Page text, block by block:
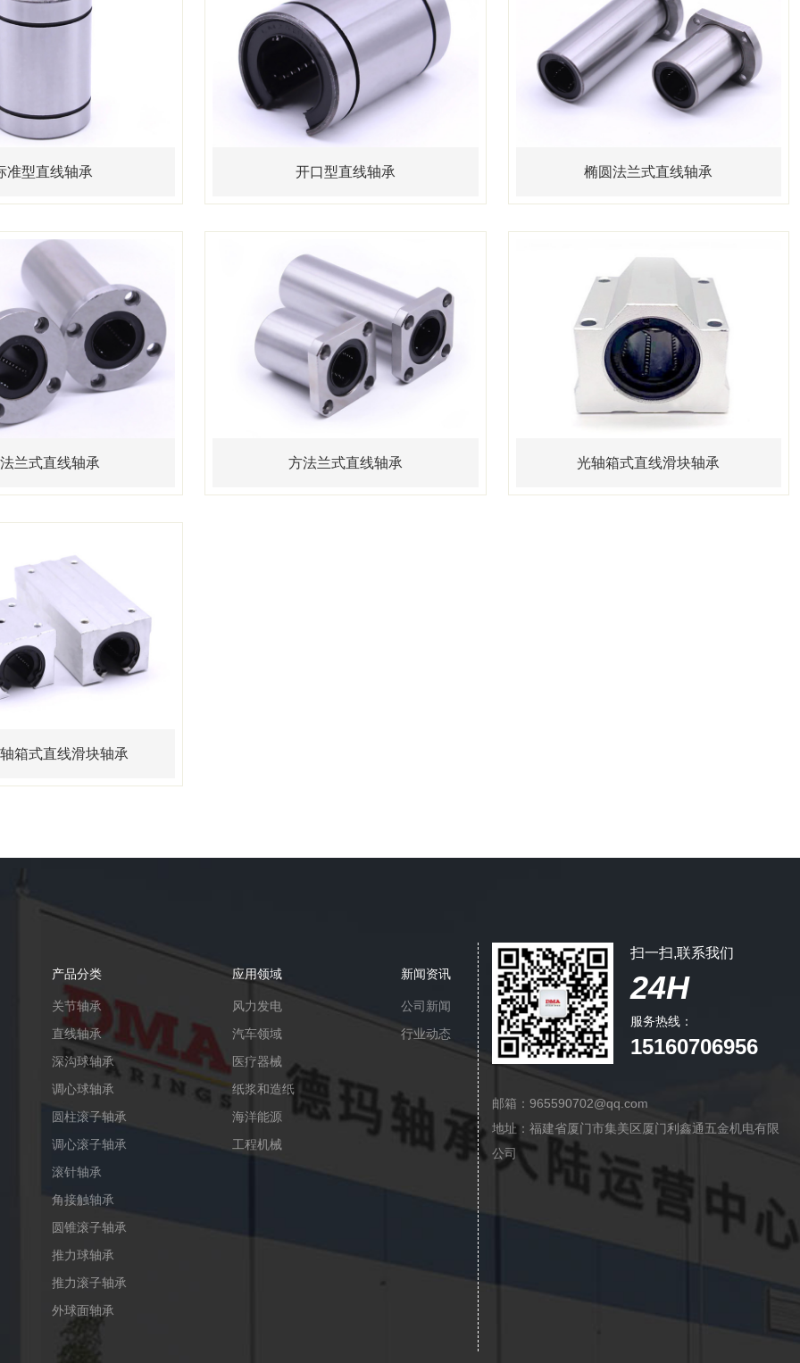
准型直线轴承 开口型直线轴承 椭圆法兰式直线轴承
兰式直线轴承 方法兰式直线轴承 光轴箱式直线滑块轴承
箱式直线滑块轴承
产品分类
关节轴承
直线轴承
深沟球轴承
调心球轴承
圆柱滚子轴承
调心滚子轴承
滚针轴承
角接触轴承
圆锥滚子轴承
推力球轴承
推力滚子轴承
外球面轴承
应用领域
风力发电
汽车领域
医疗器械
纸浆和造纸
海洋能源
工程机械
新闻资讯
公司新闻
行业动态
扫一扫,联系我们
24H
服务热线：
15160706956
邮箱：965590702@qq.com
地址：福建省厦门市集美区厦门利鑫通五金机电有限
公司